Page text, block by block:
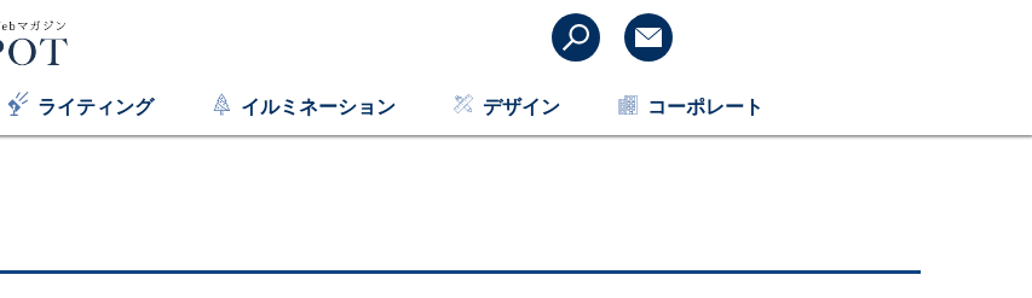
ライティング イルミネーション デザイン コーポレート